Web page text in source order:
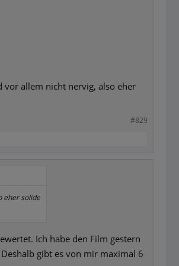
vor allem nicht nervig, also eher
#829
eher solide
Ich habe den Film gestern
gibt es von mir maximal 6